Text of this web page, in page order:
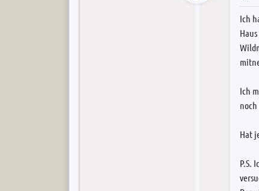
Ich
Ich
Hat
P.S.